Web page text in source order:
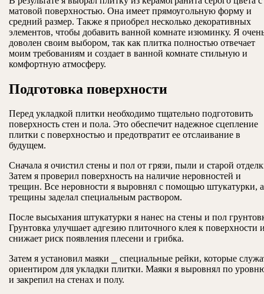
матовой поверхностью. Она имеет прямоугольную форму и
средний размер. Также я приобрел несколько декоративных
элементов, чтобы добавить ванной комнате изюминку. Я
доволен своим выбором, так как плитка полностью отвечает
моим требованиям и создает в ванной комнате стильную и
комфортную атмосферу.
Подготовка поверхности
Перед укладкой плитки необходимо тщательно подготовить
поверхность стен и пола. Это обеспечит надежное сцепление
плитки с поверхностью и предотвратит ее отслаивание в
будущем.
Сначала я очистил стены и пол от грязи, пыли и старой
Затем я проверил поверхность на наличие неровностей и
трещин. Все неровности я выровнял с помощью штукатурки, а
трещины заделал специальным раствором.
После высыхания штукатурки я нанес на стены и пол
Грунтовка улучшает адгезию плиточного клея к поверхности
снижает риск появления плесени и грибка.
Затем я установил маяки ⎯ специальные рейки, которые
ориентиром для укладки плитки. Маяки я выровнял по
и закрепил на стенах и полу.